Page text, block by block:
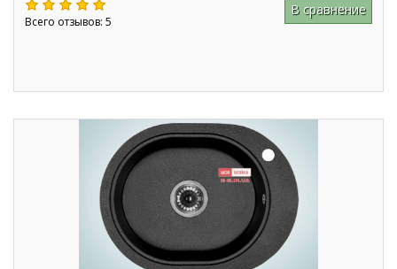
Всего отзывов: 5
В сравнение